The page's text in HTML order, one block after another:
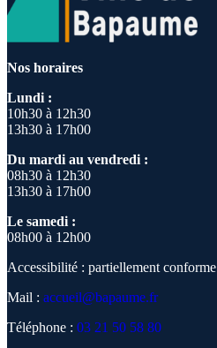
Nos horaires
Lundi :
10h30 à 12h30
13h30 à 17h00
Du mardi au vendredi :
08h30 à 12h30
13h30 à 17h00
Le samedi :
08h00 à 12h00
Accessibilité : partiellement conforme
Mail : accueil@bapaume.fr
Téléphone : 03 21 50 58 80